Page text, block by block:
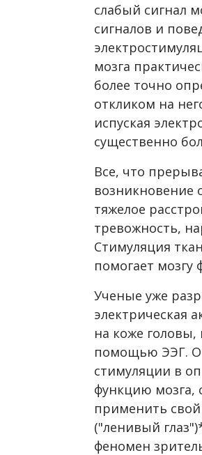
слабый сигнал
сигналов и
мозга
более точно
откликом на
испуская
существенно
Все, что
возникновение
тяжелое
тревожность,
Стимуляция
помогает
Ученые уже
электрическая
на коже головы,
помощью ЭЭГ.
стимуляции в
функцию мозга,
применить
("ленивый
феномен